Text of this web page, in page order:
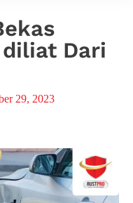
Dari
29, 2023